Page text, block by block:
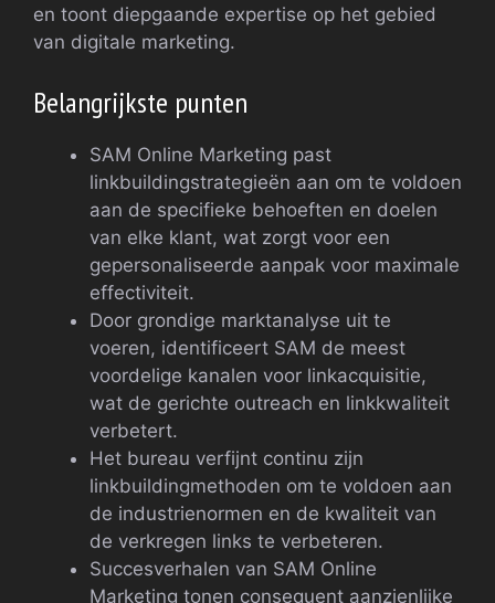
en toont diepgaande expertise op het gebied
van digitale marketing.
Belangrijkste punten
SAM Online Marketing past
linkbuildingstrategieën aan om te voldoen
aan de specifieke behoeften en doelen
van elke klant, wat zorgt voor een
gepersonaliseerde aanpak voor maximale
effectiviteit.
Door grondige marktanalyse uit te
voeren, identificeert SAM de meest
voordelige kanalen voor linkacquisitie,
wat de gerichte outreach en linkkwaliteit
verbetert.
Het bureau verfijnt continu zijn
linkbuildingmethoden om te voldoen aan
de industrienormen en de kwaliteit van
de verkregen links te verbeteren.
Succesverhalen van SAM Online
Marketing tonen consequent aanzienlijke